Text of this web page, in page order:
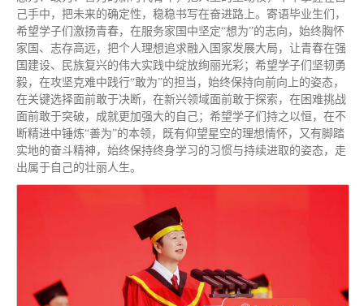
己手中，把未来的确定性，稳稳书写在奋进路上。寄语毕业生们，
希望学子们激扬青春，在服务家国中坚定“想为”的志向，始终胸怀
家国、志存高远，把个人理想追求融入国家发展大局，让青春在强
国建设、民族复兴的伟大实践中绽放绚丽光彩；希望学子们坚韧勇
毅，在攻坚克难中践行“敢为”的担当，始终保持向前向上的姿态，
在关键选择面前敢于决断，在新兴领域面前敢于探索，在困难挑战
面前敢于突破，成就更加强大的自己；希望学子们持之以恒，在不
断精进中锤炼“善为”的本领，既有仰望星空的理想情怀，又有脚踏
实地的奋斗精神，始终保持终身学习的习惯与持续进取的姿态，走
出属于自己的壮丽人生。